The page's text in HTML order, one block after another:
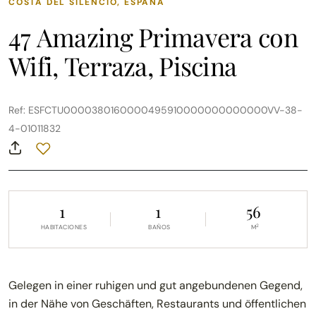
47 Amazing Primavera con
Wifi, Terraza, Piscina
Ref: ESFCTU0000380160000495910000000000000VV-38-
4-01011832
1
HABITACIONES
1
BAÑOS
56
M2
Gelegen in einer ruhigen und gut angebundenen Gegend,
in der Nähe von Geschäften, Restaurants und öffentlichen